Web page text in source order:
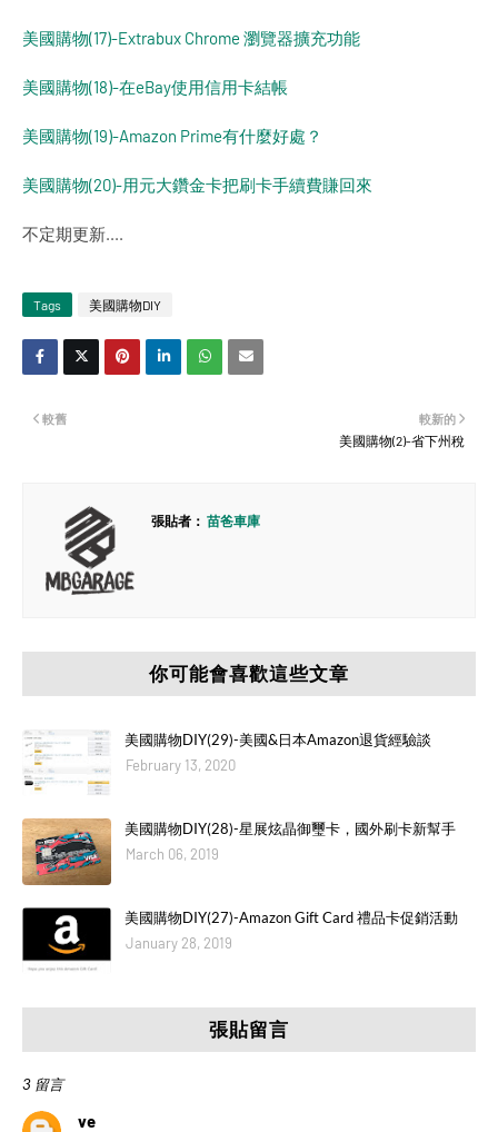
美國購物(17)-Extrabux Chrome 瀏覽器擴充功能
美國購物(18)-在eBay使用信用卡結帳
美國購物(19)-Amazon Prime有什麼好處？
美國購物(20)-用元大鑽金卡把刷卡手續費賺回來
不定期更新....
Tags 美國購物DIY
較新的
美國購物(2)-省下州稅
較舊
張貼者： 苗爸車庫
你可能會喜歡這些文章
美國購物DIY(29)-美國&日本Amazon退貨經驗談
February 13, 2020
美國購物DIY(28)-星展炫晶御璽卡，國外刷卡新幫手
March 06, 2019
美國購物DIY(27)-Amazon Gift Card 禮品卡促銷活動
January 28, 2019
張貼留言
3 留言
ve